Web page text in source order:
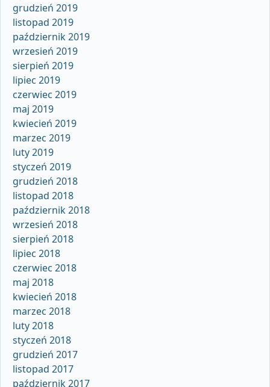
grudzień 2019
listopad 2019
październik 2019
wrzesień 2019
sierpień 2019
lipiec 2019
czerwiec 2019
maj 2019
kwiecień 2019
marzec 2019
luty 2019
styczeń 2019
grudzień 2018
listopad 2018
październik 2018
wrzesień 2018
sierpień 2018
lipiec 2018
czerwiec 2018
maj 2018
kwiecień 2018
marzec 2018
luty 2018
styczeń 2018
grudzień 2017
listopad 2017
październik 2017